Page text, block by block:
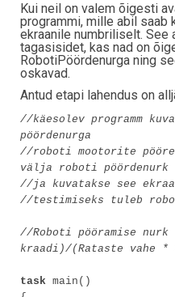
Kui neil on valem õigesti
programmi, mille abil saab
ekraanile numbriliselt. See
tagasisidet, kas nad on
RobotiPöördenurga ning
oskavad.
Antud etapi lahendus on
//käesolev programm
pöördenurga
//roboti mootorite
välja roboti pöördenurk
//ja kuvatakse see
//testimiseks tuleb
//Roboti pööramise
kraadi)/(Rataste vahe *
task main()